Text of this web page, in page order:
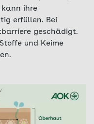
kann ihre
erfüllen. Bei
geschädigt.
und Keime